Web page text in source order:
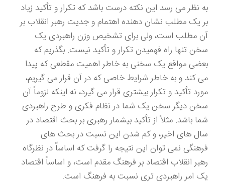
به نظر می رسد این نکته درست باشد که تکرار و تأکید زیاد
بر یک مطلب نشان دهنده اهتمام و جدیت رهبر انقلاب بر
آن مطلب است، ولی برای تشخیص وزن راهبردی یک
سخن تنها راه فهمیدن تکرار و تأکید نیست. بگذریم که
بعضی مواقع یک سخنی به خاطر اهمیت مقطعی که پیدا
می کند و به خاطر شرایط خاصی که در آن قرار می گیریم،
مورد تأکید و تکرار بیشتری قرار می گیرد، نه اینکه لزوماً آن
سخن دیگر سخن یک شما در نظام فکری و طرح راهبردی
شما باشد. مثلاً از تأکید بیشمار رهبری بر بحث اقتصاد در
سال های اخیر، و کم شدن این نسبت در بحث های
فرهنگی نمی توان این نتیجه را گرفت که اساساً در نظرگاه
رهبر انقلاب اقتصاد بر فرهنگ مقدم است، و اساساً اقتصاد
یک امر راهبردی تری نسبت به فرهنگ است.